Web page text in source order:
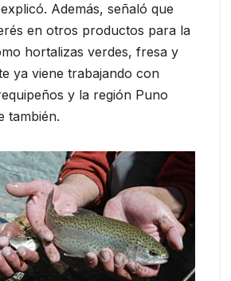
Además, señaló que
en otros productos para la
hortalizas verdes, fresa y
ya viene trabajando con
y la región Puno
también.